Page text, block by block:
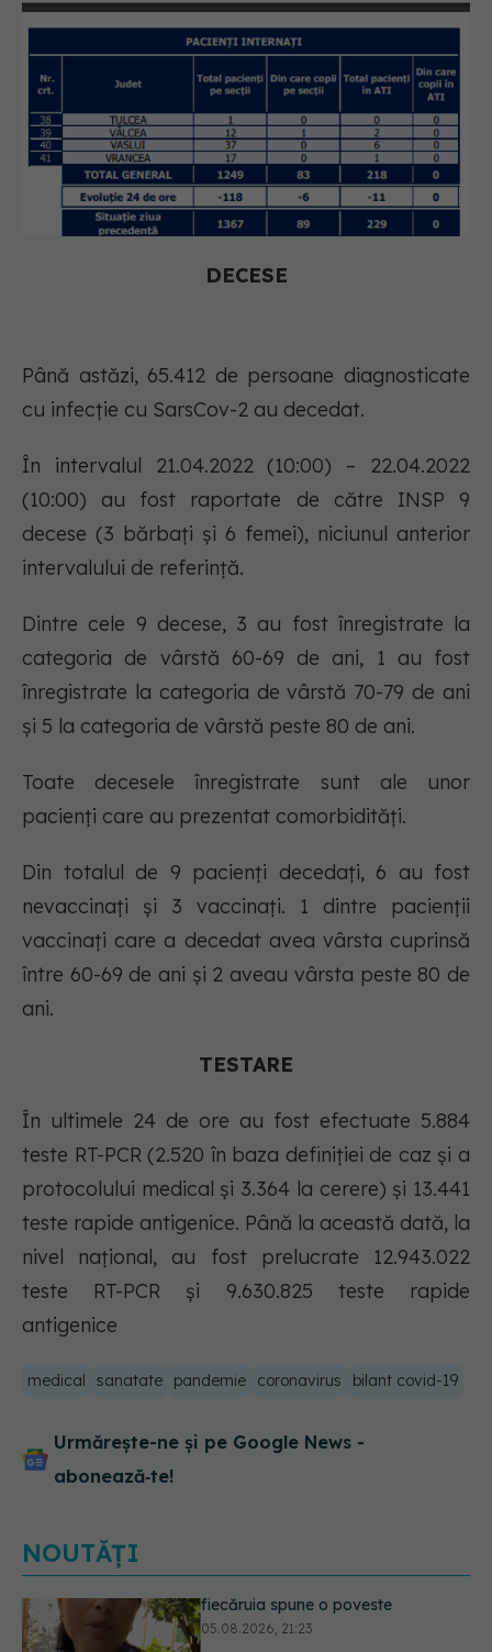
DECESE
Până astăzi, 65.412 de persoane diagnosticate
cu infecție cu SarsCov-2 au decedat.
În intervalul 21.04.2022 (10:00) – 22.04.2022
(10:00) au fost raportate de către INSP 9
decese (3 bărbați și 6 femei), niciunul anterior
intervalului de referință.
Dintre cele 9 decese, 3 au fost înregistrate la
categoria de vârstă 60-69 de ani, 1 au fost
înregistrate la categoria de vârstă 70-79 de ani
și 5 la categoria de vârstă peste 80 de ani.
Toate decesele înregistrate sunt ale unor
pacienți care au prezentat comorbidități.
Din totalul de 9 pacienți decedați, 6 au fost
nevaccinați și 3 vaccinați. 1 dintre pacienții
vaccinați care a decedat avea vârsta cuprinsă
între 60-69 de ani și 2 aveau vârsta peste 80 de
ani.
TESTARE
În ultimele 24 de ore au fost efectuate 5.884
teste RT-PCR (2.520 în baza definiției de caz și a
protocolului medical și 3.364 la cerere) și 13.441
teste rapide antigenice. Până la această dată, la
nivel național, au fost prelucrate 12.943.022
teste RT-PCR și 9.630.825 teste rapide
antigenice
medical sanatate pandemie coronavirus bilant covid-19
Urmărește-ne și pe Google News -
abonează‑te!
NOUTĂȚI
Prof. dr. Valeriu Gheorghiță intră în